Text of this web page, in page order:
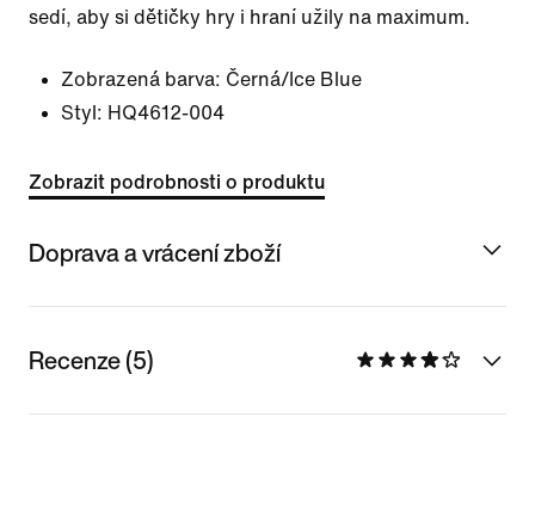
sedí, aby si dětičky hry i hraní užily na maximum.
Zobrazená barva: Černá/Ice Blue
Styl: HQ4612-004
Zobrazit podrobnosti o produktu
Doprava a vrácení zboží
Recenze (5)